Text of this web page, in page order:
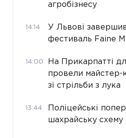
агробізнесу
14:14
У Львові
фестиваль Faine
14:00
На Прикарпатті
провели майстер-
зі стрільби з лука
13:44
Поліцейські
шахрайську схему